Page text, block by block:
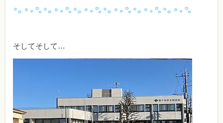
そしてそして…